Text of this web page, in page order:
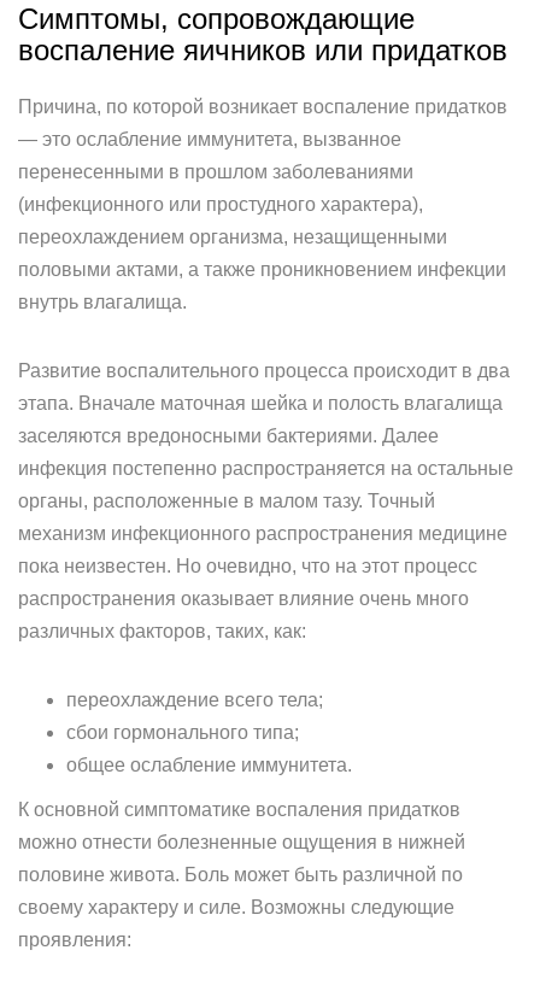
Симптомы, сопровождающие
воспаление яичников или придатков
Причина, по которой возникает воспаление придатков
— это ослабление иммунитета, вызванное
перенесенными в прошлом заболеваниями
(инфекционного или простудного характера),
переохлаждением организма, незащищенными
половыми актами, а также проникновением инфекции
внутрь влагалища.
Развитие воспалительного процесса происходит в два
этапа. Вначале маточная шейка и полость влагалища
заселяются вредоносными бактериями. Далее
инфекция постепенно распространяется на остальные
органы, расположенные в малом тазу. Точный
механизм инфекционного распространения медицине
пока неизвестен. Но очевидно, что на этот процесс
распространения оказывает влияние очень много
различных факторов, таких, как:
переохлаждение всего тела;
сбои гормонального типа;
общее ослабление иммунитета.
К основной симптоматике воспаления придатков
можно отнести болезненные ощущения в нижней
половине живота. Боль может быть различной по
своему характеру и силе. Возможны следующие
проявления: